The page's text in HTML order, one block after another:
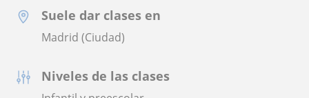
Suele dar clases en
Madrid (Ciudad)
Niveles de las clases